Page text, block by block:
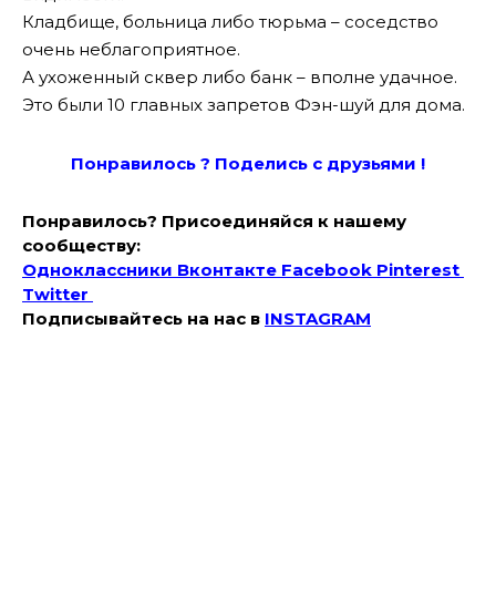
Кладбище, больница либо тюрьма – соседство
очень неблагоприятное.
А ухоженный сквер либо банк – вполне удачное.
Это были 10 главных запретов Фэн-шуй для дома.
Понравилось ? Поделись с друзьями !
Понравилось? Присоединяйся к нашему
сообществу:
Одноклассники Вконтакте Facebook Pinterest
Twitter
Подписывайтесь на наc в INSTAGRAM